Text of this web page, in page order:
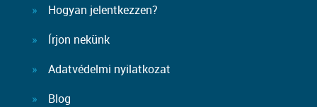
Hogyan jelentkezzen?
Írjon nekünk
Adatvédelmi nyilatkozat
Blog